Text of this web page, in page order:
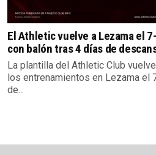
El Athletic vuelve a Lezama el
con balón tras 4 días de
La plantilla del Athletic Club
los entrenamientos en Lezama el
de...